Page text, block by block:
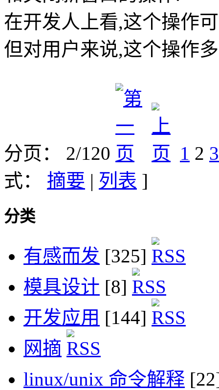
在开发人上看,这个操作
但对用户来说,这个操作
分页： 2/120 1 2 3
式： 摘要 | 列表 ]
分类
有感而发 [325]
模具设计 [8]
开发应用 [144]
网摘
linux/unix 命令解释